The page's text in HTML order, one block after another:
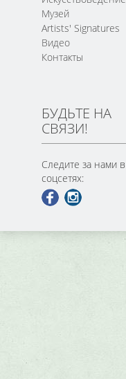
Музей
Artists' Signatures
Видео
Контакты
БУДЬТЕ НА
СВЯЗИ!
Следите за нами в
соцсетях: